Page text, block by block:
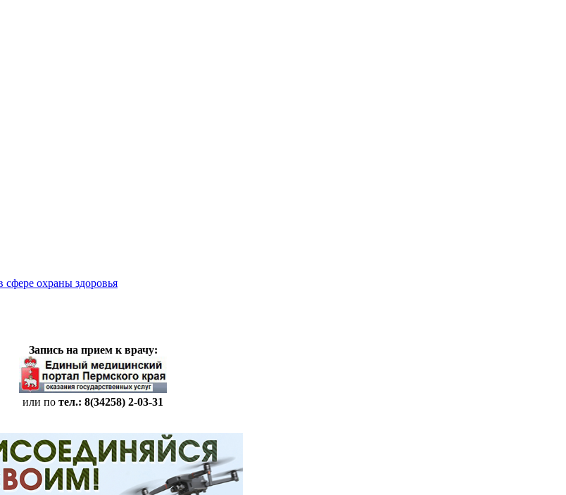
сфере охраны здоровья
Запись на прием к врачу:
или по тел.: 8(34258) 2-03-31